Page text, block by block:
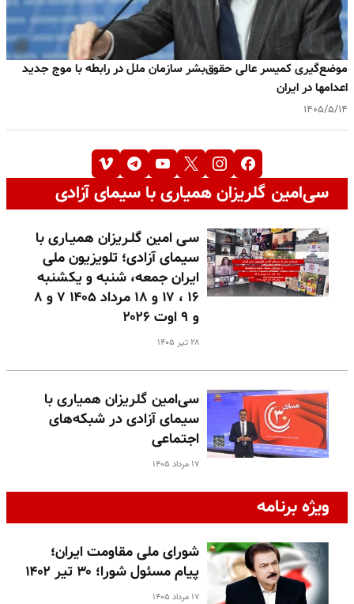
موضع‌گیری کمیسر عالی حقوق‌بشر سازمان ملل در رابطه با موج جدید
اعدامها در ایران
۱۴۰۵/۵/۱۴
سی‌امین گلریزان همیاری با سیمای آزادی
سـی امین گلـریزان همیـاری با
سیمای آزادی؛ تلویزیون ملی
ایران جمعه، شنبه و یکشنبه
۱۶ ، ۱۷ و ۱۸ مرداد ۱۴۰۵ ۷ و ۸
و ۹ اوت ۲۰۲۶
۲۸ تیر ۱۴۰۵
سی‌امین گلریزان همیاری با
سیمای آزادی در شبکه‌های
اجتماعی
۱۷ مرداد ۱۴۰۵
ویژه برنامه
شورای ملی مقاومت ایران؛
پیام مسئول شورا؛ ۳۰ تیر ۱۴۰۲
۱۷ مرداد ۱۴۰۵